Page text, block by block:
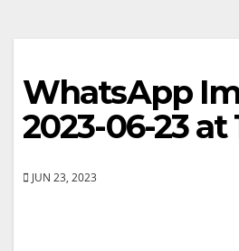
WhatsApp
2023-06-23 at
JUN 23, 2023